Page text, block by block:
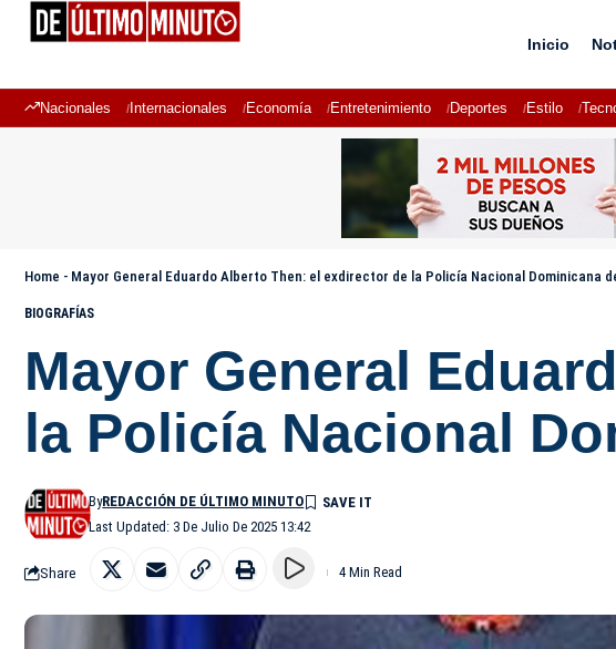
Inicio
Nacionales Internacionales Economía Entretenimiento Deportes Estilo
Home - Mayor General Eduardo Alberto Then: el exdirector de la Policía Nacional Dominicana
BIOGRAFÍAS
Mayor General
la Policía Nacional
Last Updated: 3 De Julio De 2025 13:42
ByREDACCIÓN DE ÚLTIMO MINUTO
Share 4 Min Read